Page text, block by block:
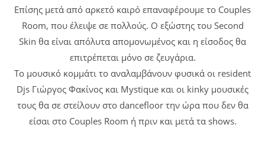
Επίσης μετά από αρκετό καιρό επαναφέρουμε το Couples
Room, που έλειψε σε πολλούς. Ο εξώστης του Second
Skin θα είναι απόλυτα απομονωμένος και η είσοδος θα
επιτρέπεται μόνο σε ζευγάρια.
Το μουσικό κομμάτι το αναλαμβάνουν φυσικά οι resident
Djs Γιώργος Φακίνος και Mystique και οι kinky μουσικές
τους θα σε στείλουν στο dancefloor την ώρα που δεν θα
είσαι στο Couples Room ή πριν και μετά τα shows.